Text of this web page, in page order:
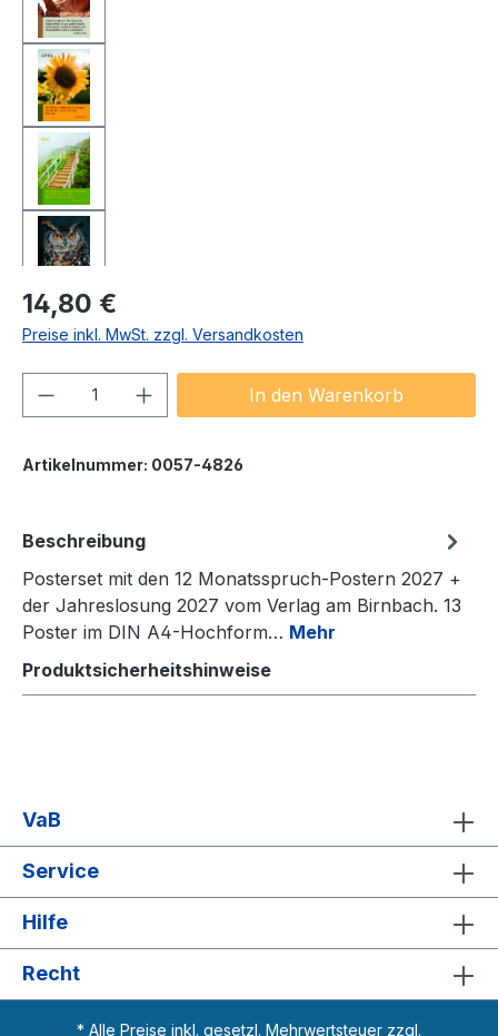
Regulärer Preis:
14,80 €
Preise inkl. MwSt. zzgl. Versandkosten
Produkt Anzahl: Gib denIn den Warenkorb
Artikelnummer: 0057-4826
Beschreibung
Posterset mit den 12 Monatsspruch-Postern 2027 +
der Jahreslosung 2027 vom Verlag am Birnbach. 13
Poster im DIN A4-Hochform… Mehr
Produktsicherheitshinweise
VaB
Service
Hilfe
Recht
* Alle Preise inkl. gesetzl. Mehrwertsteuer zzgl.